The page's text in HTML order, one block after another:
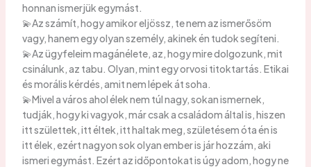
honnan ismerjük egymást.
💫Az számít, hogy amikor eljössz, te nem az ismerősöm
vagy, hanem egy olyan személy, akinek én tudok segíteni.
💫Az ügyfeleim magánélete, az, hogy mire dolgozunk, mit
csinálunk, az tabu. Olyan, mint egy orvosi titoktartás. Etikai
és morális kérdés, amit nem lépek át soha.
💫Mivel a város ahol élek nem túl nagy, sokan ismernek,
tudják, hogy ki vagyok, már csak a családom által is, hiszen
itt születtek, itt éltek, itt haltak meg, születésem óta én is
itt élek, ezért nagyon sok olyan ember is jár hozzám, aki
ismeri egymást. Ezért az időpontokat is úgy adom, hogy ne